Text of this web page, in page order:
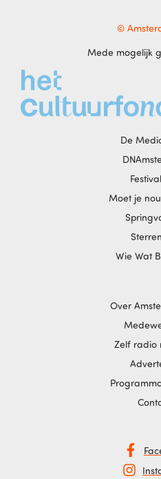
©
Mede mogelijk
De
Moet je nou
Wie Wat
Over
Zelf radio